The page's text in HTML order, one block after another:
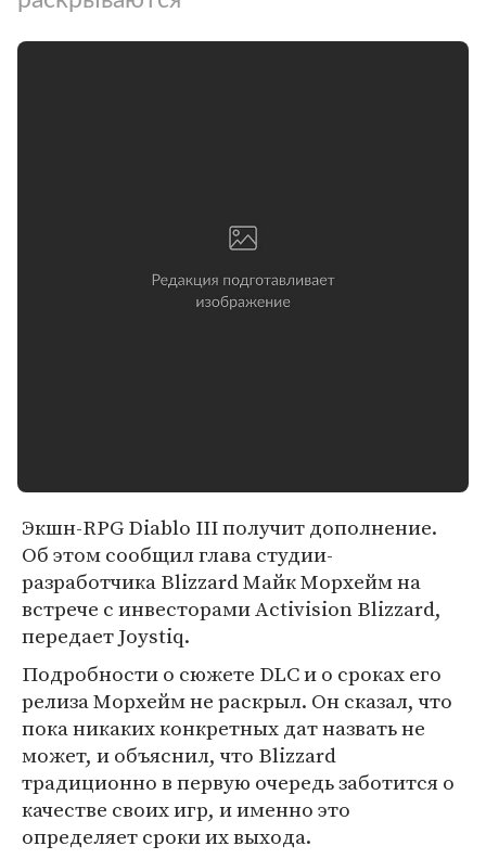
Экшн-RPG Diablo III получит дополнение.
Об этом сообщил глава студии-
разработчика Blizzard Майк Морхейм на
встрече с инвесторами Activision Blizzard,
передает Joystiq.
Подробности о сюжете DLC и о сроках его
релиза Морхейм не раскрыл. Он сказал, что
пока никаких конкретных дат назвать не
может, и объяснил, что Blizzard
традиционно в первую очередь заботится о
качестве своих игр, и именно это
определяет сроки их выхода.